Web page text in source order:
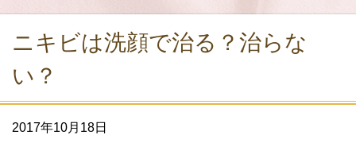
ニキビは洗顔で治る？治らな
い？
2017年10月18日